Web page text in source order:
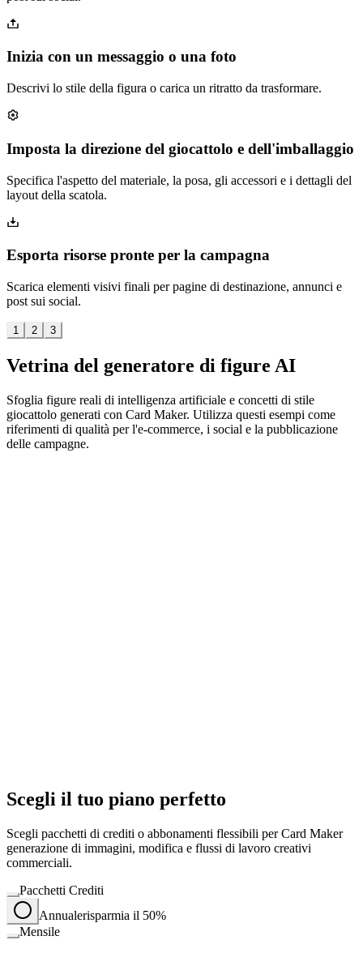
Inizia con un messaggio o una foto
Descrivi lo stile della figura o carica un ritratto da trasformare.
Imposta la direzione del giocattolo e dell'imballaggio
Specifica l'aspetto del materiale, la posa, gli accessori e i dettagli del
layout della scatola.
Esporta risorse pronte per la campagna
Scarica elementi visivi finali per pagine di destinazione, annunci e
post sui social.
1 2 3
Vetrina del generatore di figure AI
Sfoglia figure reali di intelligenza artificiale e concetti di stile
giocattolo generati con Card Maker. Utilizza questi esempi come
riferimenti di qualità per l'e-commerce, i social e la pubblicazione
delle campagne.
Scegli il tuo piano perfetto
Scegli pacchetti di crediti o abbonamenti flessibili per Card Maker
generazione di immagini, modifica e flussi di lavoro creativi
commerciali.
Pacchetti Crediti
Annualerisparmia il 50%
Mensile